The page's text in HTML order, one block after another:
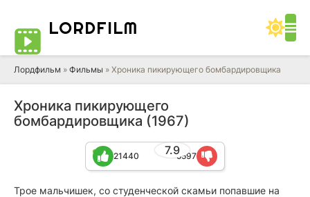
LORDFILM
Лордфильм » Фильмы » Хроника пикирующего бомбардировщика
Хроника пикирующего
бомбардировщика (1967)
7.9
21440 5597
Трое мальчишек, со студенческой скамьи попавшие на